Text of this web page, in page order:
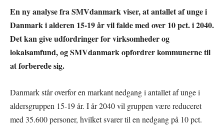
En ny analyse fra SMVdanmark viser, at antallet af unge i
Danmark i alderen 15-19 år vil falde med over 10 pct. i 2040.
Det kan give udfordringer for virksomheder og
lokalsamfund, og SMVdanmark opfordrer kommunerne til
at forberede sig.
Danmark står overfor en markant nedgang i antallet af unge i
aldersgruppen 15-19 år. I år 2040 vil gruppen være reduceret
med 35.600 personer, hvilket svarer til en nedgang på 10 pct.